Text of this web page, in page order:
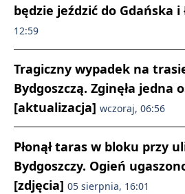
będzie jeździć do Gdańska i
12:59
Tragiczny wypadek na
Bydgoszczą. Zginęła jedna
[aktualizacja] wczoraj, 06:56
Płonął taras w bloku przy
Bydgoszczy. Ogień
[zdjęcia] 05 sierpnia, 16:01